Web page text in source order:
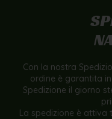
Con la nostra
ordine è garantita
Spedizione il giorno
La spedizione è attiva